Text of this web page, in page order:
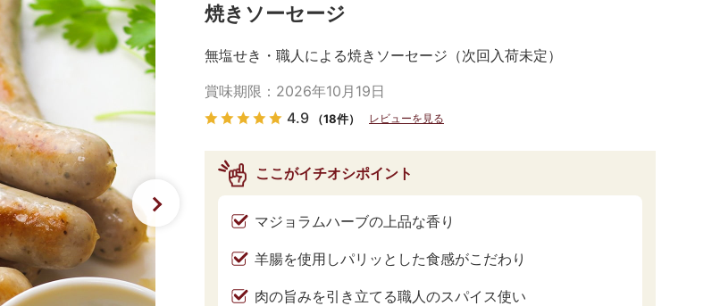
焼きソーセージ
無塩せき・職人による焼きソーセージ（次回入荷未定）
賞味期限： 2026年10月19日
4.9
（18件） レビューを見る
ここがイチオシポイント
マジョラムハーブの上品な香り
羊腸を使用しパリッとした食感がこだわり
肉の旨みを引き立てる職人のスパイス使い